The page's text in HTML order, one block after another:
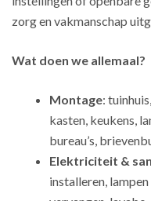
zorg en vakmanschap
Wat doen we allemaal?
Montage:
kasten, keukens,
bureau’s,
Elektriciteit &
installeren,